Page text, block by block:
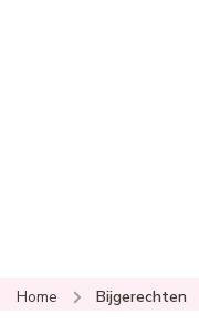
Home Bijgerechten